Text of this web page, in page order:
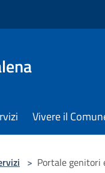
Vivere il
> Portale genitori